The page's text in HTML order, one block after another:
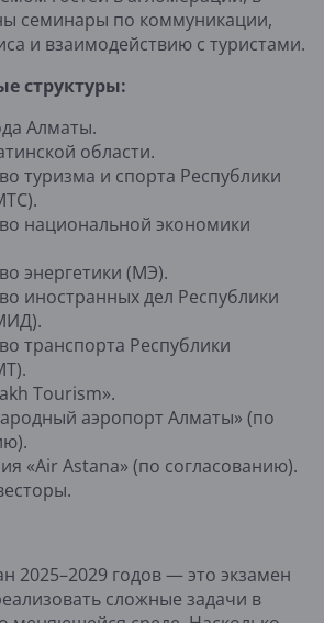
семинары по коммуникации,
и взаимодействию с туристами.
структуры:
Алматы.
области.
туризма и спорта Республики
национальной экономики
энергетики (МЭ).
иностранных дел Республики
транспорта Республики
Tourism».
аэропорт Алматы» (по
«Air Astana» (по согласованию).
2025–2029 годов — это экзамен
сложные задачи в